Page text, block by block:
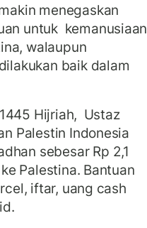
menegaskan
untuk kemanusiaan
walaupun
baik dalam
Hijriah, Ustaz
Palestin Indonesia
sebesar Rp 2,1
Palestina. Bantuan
iftar, uang cash